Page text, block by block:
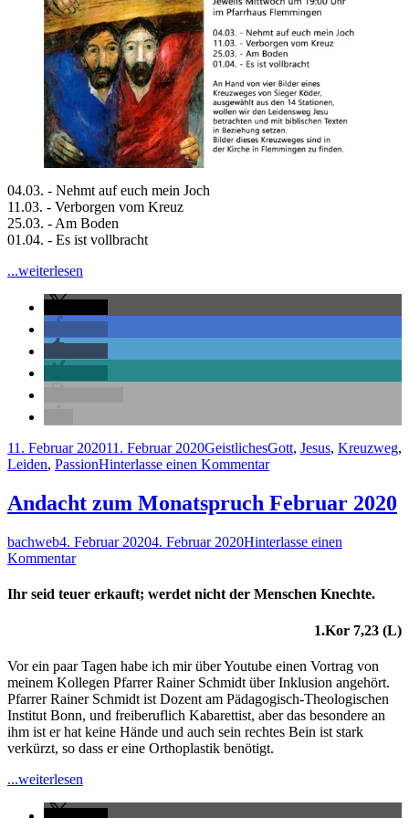
04.03. - Nehmt auf euch mein Joch
11.03. - Verborgen vom Kreuz
25.03. - Am Boden
01.04. - Es ist vollbracht
...weiterlesen
Veröffentlicht
am
11. Februar 202011. Februar 2020Kategorien
GeistlichesSchlagwörter
Gott, Jesus, Kreuzweg,
Leiden, PassionHinterlasse einen Kommentarzu
schauen
Andacht zum Monatspruch Februar 2020
Autor
bachwebVeröffentlicht
am
4. Februar 20204. Februar 2020Hinterlasse einen
Kommentarzu
zum
Ihr seid teuer erkauft; werdet nicht der Menschen Knechte.
1.Kor 7,23 (L)
Vor ein paar Tagen habe ich mir über Youtube einen Vortrag von
meinem Kollegen Pfarrer Rainer Schmidt über Inklusion angehört.
Pfarrer Rainer Schmidt ist Dozent am Pädagogisch-Theologischen
Institut Bonn, und freiberuflich Kabarettist, aber das besondere an
ihm ist er hat keine Hände und auch sein rechtes Bein ist stark
verkürzt, so dass er eine Orthoplastik benötigt.
...weiterlesen
Monatspruch